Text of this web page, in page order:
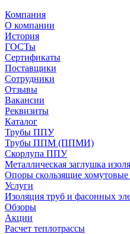
Компания
О компании
История
ГОСТы
Сертификаты
Поставщики
Сотрудники
Отзывы
Вакансии
Реквизиты
Каталог
Трубы ППУ
Трубы ППМ (ППМИ)
Скорлупа ППУ
Металлическая заглушка
Опоры скользящие
Услуги
Изоляция труб и фасонных
Обзоры
Акции
Расчет теплотрассы